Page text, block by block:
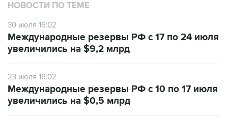
НОВОСТИ ПО ТЕМЕ
30 июля 16:02
Международные резервы РФ с 17 по 24 июля
увеличились на $9,2 млрд
23 июля 16:02
Международные резервы РФ с 10 по 17 июля
увеличились на $0,5 млрд